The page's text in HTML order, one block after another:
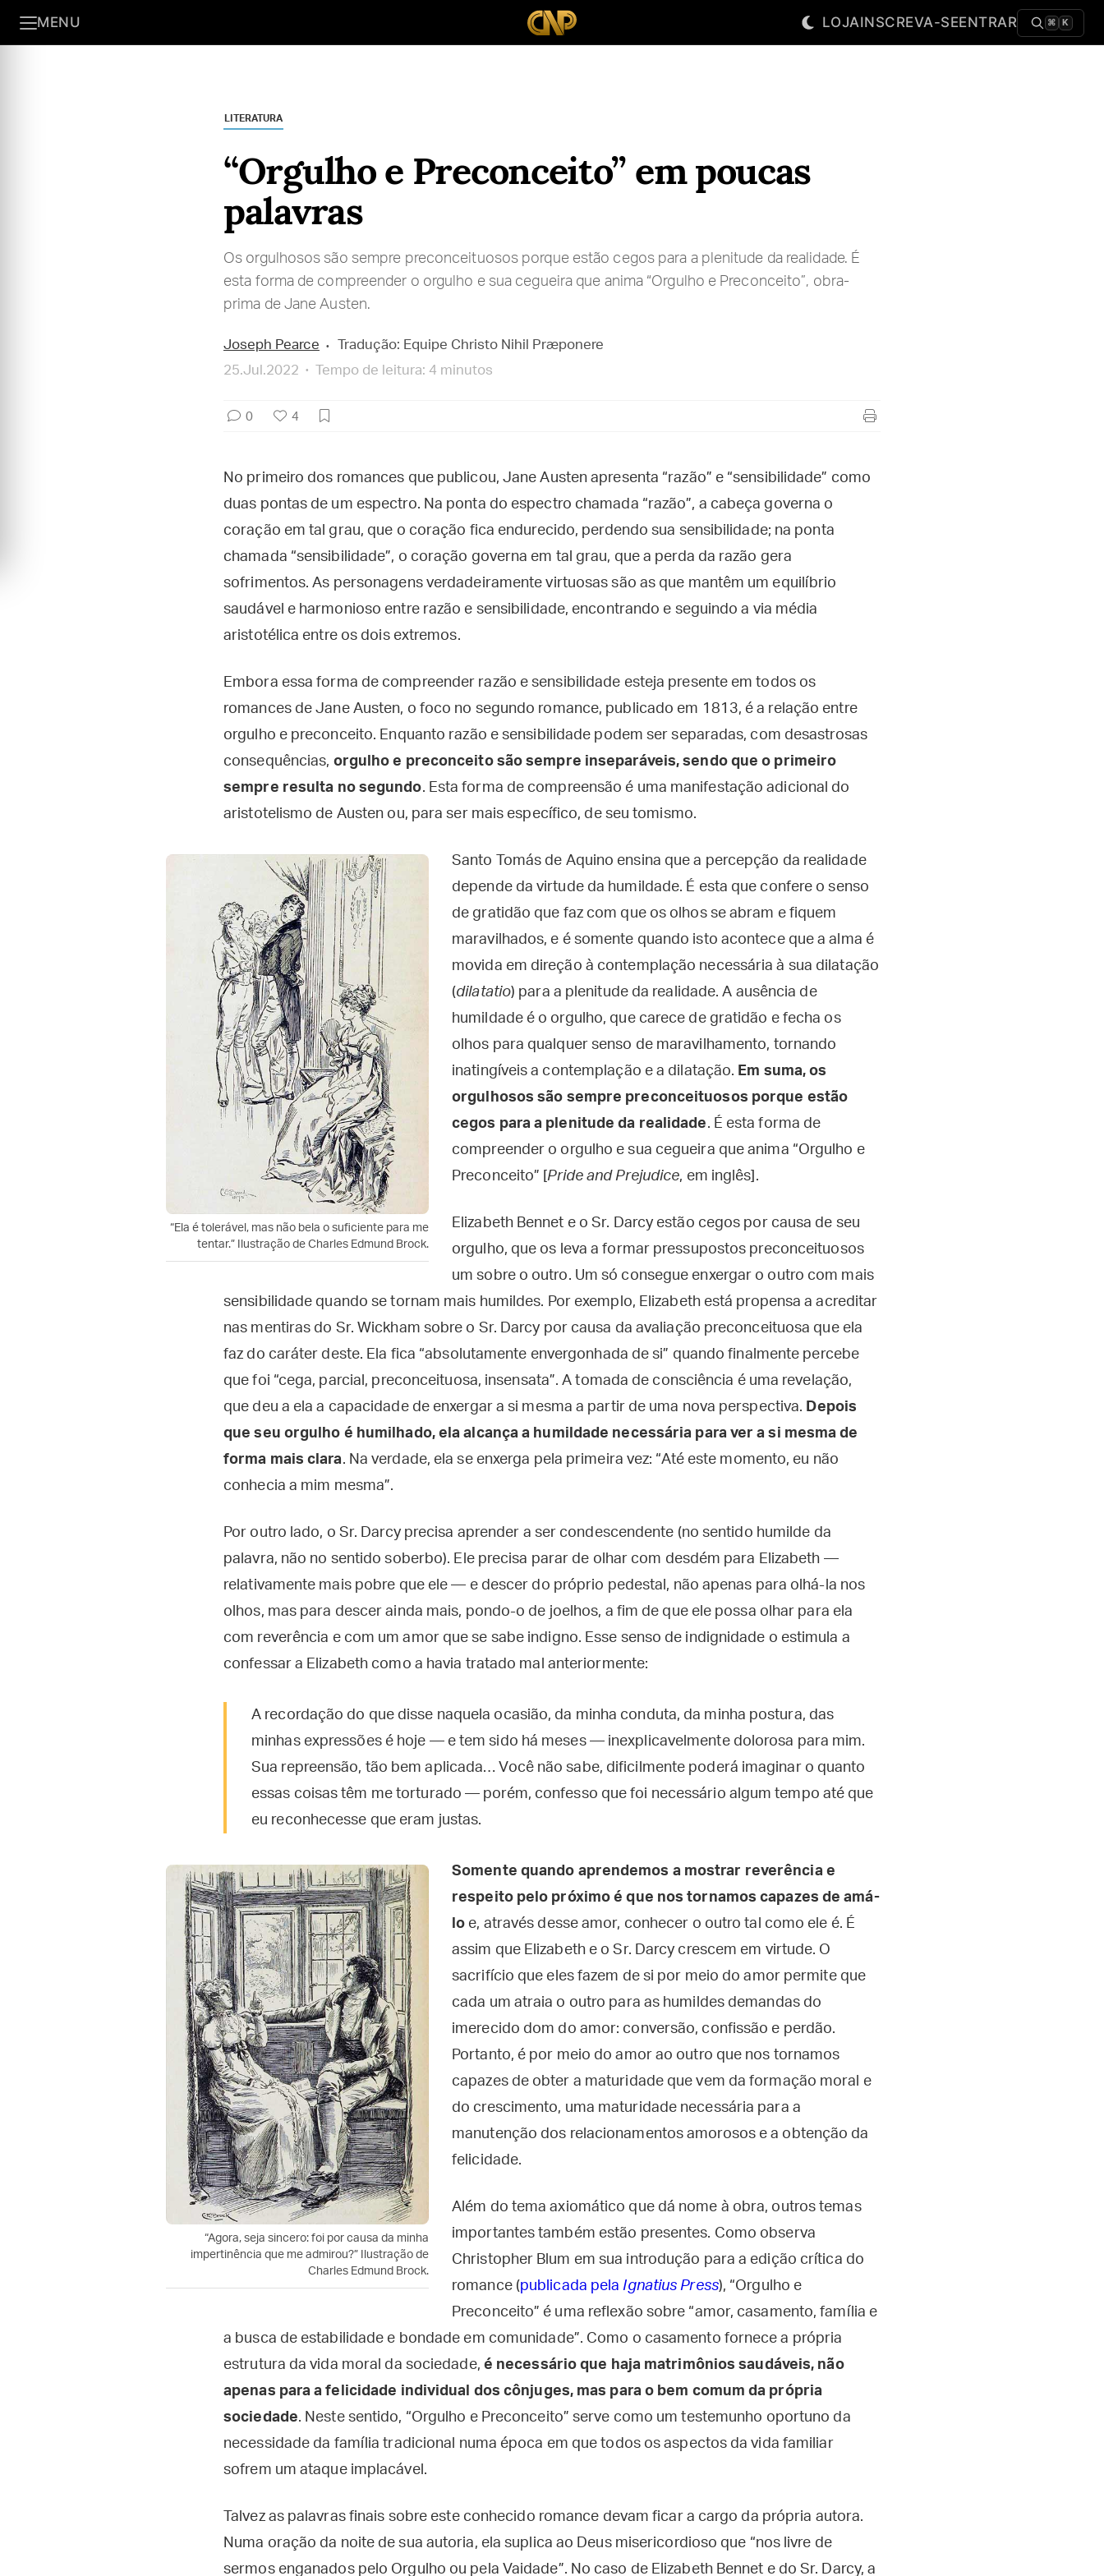
MENU LOJAINSCREVA-SEENTRAR ⌘ K
LITERATURA
“Orgulho e Preconceito” em poucas
palavras
Os orgulhosos são sempre preconceituosos porque estão cegos para a plenitude da realidade. É
esta forma de compreender o orgulho e sua cegueira que anima “Orgulho e Preconceito”, obra-
prima de Jane Austen.
Joseph Pearce
Tradução: Equipe Christo Nihil Præponere
25.Jul.2022
Tempo de leitura: 4 minutos
0 4
No primeiro dos romances que publicou, Jane Austen apresenta “razão” e “sensibilidade” como
duas pontas de um espectro. Na ponta do espectro chamada “razão”, a cabeça governa o
coração em tal grau, que o coração fica endurecido, perdendo sua sensibilidade; na ponta
chamada “sensibilidade”, o coração governa em tal grau, que a perda da razão gera
sofrimentos. As personagens verdadeiramente virtuosas são as que mantêm um equilíbrio
saudável e harmonioso entre razão e sensibilidade, encontrando e seguindo a via média
aristotélica entre os dois extremos.
Embora essa forma de compreender razão e sensibilidade esteja presente em todos os
romances de Jane Austen, o foco no segundo romance, publicado em 1813, é a relação entre
orgulho e preconceito. Enquanto razão e sensibilidade podem ser separadas, com desastrosas
consequências, orgulho e preconceito são sempre inseparáveis, sendo que o primeiro
sempre resulta no segundo. Esta forma de compreensão é uma manifestação adicional do
aristotelismo de Austen ou, para ser mais específico, de seu tomismo.
“Ela é tolerável, mas não bela o suficiente para me
tentar.” Ilustração de Charles Edmund Brock.
Santo Tomás de Aquino ensina que a percepção da realidade
depende da virtude da humildade. É esta que confere o senso
de gratidão que faz com que os olhos se abram e fiquem
maravilhados, e é somente quando isto acontece que a alma é
movida em direção à contemplação necessária à sua dilatação
(dilatatio) para a plenitude da realidade. A ausência de
humildade é o orgulho, que carece de gratidão e fecha os
olhos para qualquer senso de maravilhamento, tornando
inatingíveis a contemplação e a dilatação. Em suma, os
orgulhosos são sempre preconceituosos porque estão
cegos para a plenitude da realidade. É esta forma de
compreender o orgulho e sua cegueira que anima “Orgulho e
Preconceito” [Pride and Prejudice, em inglês].
Elizabeth Bennet e o Sr. Darcy estão cegos por causa de seu
orgulho, que os leva a formar pressupostos preconceituosos
um sobre o outro. Um só consegue enxergar o outro com mais
sensibilidade quando se tornam mais humildes. Por exemplo, Elizabeth está propensa a acreditar
nas mentiras do Sr. Wickham sobre o Sr. Darcy por causa da avaliação preconceituosa que ela
faz do caráter deste. Ela fica “absolutamente envergonhada de si” quando finalmente percebe
que foi “cega, parcial, preconceituosa, insensata”. A tomada de consciência é uma revelação,
que deu a ela a capacidade de enxergar a si mesma a partir de uma nova perspectiva. Depois
que seu orgulho é humilhado, ela alcança a humildade necessária para ver a si mesma de
forma mais clara. Na verdade, ela se enxerga pela primeira vez: “Até este momento, eu não
conhecia a mim mesma”.
Por outro lado, o Sr. Darcy precisa aprender a ser condescendente (no sentido humilde da
palavra, não no sentido soberbo). Ele precisa parar de olhar com desdém para Elizabeth —
relativamente mais pobre que ele — e descer do próprio pedestal, não apenas para olhá-la nos
olhos, mas para descer ainda mais, pondo-o de joelhos, a fim de que ele possa olhar para ela
com reverência e com um amor que se sabe indigno. Esse senso de indignidade o estimula a
confessar a Elizabeth como a havia tratado mal anteriormente:
A recordação do que disse naquela ocasião, da minha conduta, da minha postura, das
minhas expressões é hoje — e tem sido há meses — inexplicavelmente dolorosa para mim.
Sua repreensão, tão bem aplicada… Você não sabe, dificilmente poderá imaginar o quanto
essas coisas têm me torturado — porém, confesso que foi necessário algum tempo até que
eu reconhecesse que eram justas.
“Agora, seja sincero: foi por causa da minha
impertinência que me admirou?” Ilustração de
Charles Edmund Brock.
Somente quando aprendemos a mostrar reverência e
respeito pelo próximo é que nos tornamos capazes de amá-
lo e, através desse amor, conhecer o outro tal como ele é. É
assim que Elizabeth e o Sr. Darcy crescem em virtude. O
sacrifício que eles fazem de si por meio do amor permite que
cada um atraia o outro para as humildes demandas do
imerecido dom do amor: conversão, confissão e perdão.
Portanto, é por meio do amor ao outro que nos tornamos
capazes de obter a maturidade que vem da formação moral e
do crescimento, uma maturidade necessária para a
manutenção dos relacionamentos amorosos e a obtenção da
felicidade.
Além do tema axiomático que dá nome à obra, outros temas
importantes também estão presentes. Como observa
Christopher Blum em sua introdução para a edição crítica do
romance (publicada pelaIgnatius Press), “Orgulho e
Preconceito” é uma reflexão sobre “amor, casamento, família e
a busca de estabilidade e bondade em comunidade”. Como o casamento fornece a própria
estrutura da vida moral da sociedade, é necessário que haja matrimônios saudáveis, não
apenas para a felicidade individual dos cônjuges, mas para o bem comum da própria
sociedade. Neste sentido, “Orgulho e Preconceito” serve como um testemunho oportuno da
necessidade da família tradicional numa época em que todos os aspectos da vida familiar
sofrem um ataque implacável.
Talvez as palavras finais sobre este conhecido romance devam ficar a cargo da própria autora.
Numa oração da noite de sua autoria, ela suplica ao Deus misericordioso que “nos livre de
sermos enganados pelo Orgulho ou pela Vaidade”. No caso de Elizabeth Bennet e do Sr. Darcy, a